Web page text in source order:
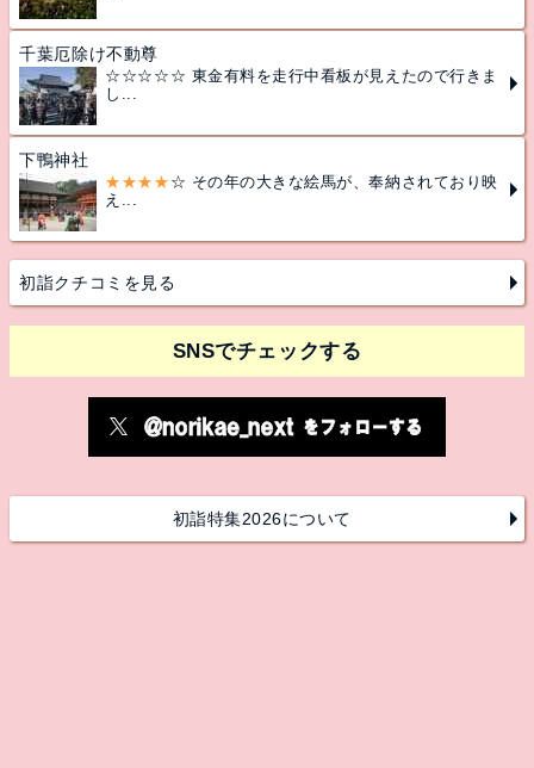
千葉厄除け不動尊
☆☆☆☆☆ 東金有料を走行中看板が見えたので行きま
し...
下鴨神社
★★★★ ☆ その年の大きな絵馬が、奉納されており映
え...
初詣クチコミを見る
SNSでチェックする
初詣特集2026について